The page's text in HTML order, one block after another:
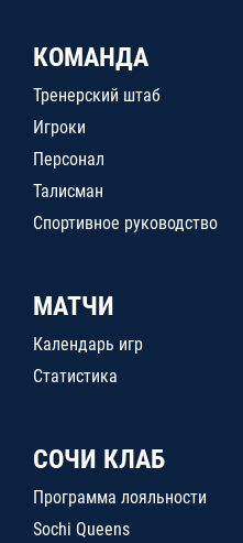
КОМАНДА
Тренерский штаб
Игроки
Персонал
Талисман
Спортивное руководство
МАТЧИ
Календарь игр
Статистика
СОЧИ КЛАБ
Программа лояльности
Sochi Queens